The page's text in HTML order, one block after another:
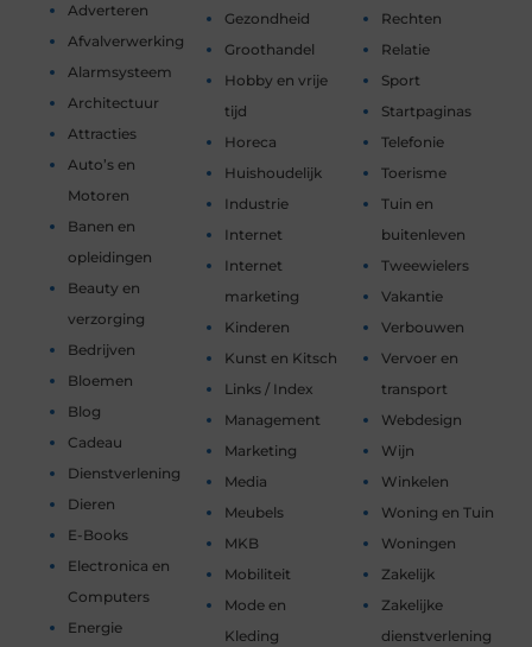
Adverteren
Afvalverwerking
Alarmsysteem
Architectuur
Attracties
Auto’s en
Motoren
Banen en
opleidingen
Beauty en
verzorging
Bedrijven
Bloemen
Blog
Cadeau
Dienstverlening
Dieren
E-Books
Electronica en
Computers
Energie
Gezondheid
Groothandel
Hobby en vrije
tijd
Horeca
Huishoudelijk
Industrie
Internet
Internet
marketing
Kinderen
Kunst en Kitsch
Links / Index
Management
Marketing
Media
Meubels
MKB
Mobiliteit
Mode en
Kleding
Rechten
Relatie
Sport
Startpaginas
Telefonie
Toerisme
Tuin en
buitenleven
Tweewielers
Vakantie
Verbouwen
Vervoer en
transport
Webdesign
Wijn
Winkelen
Woning en Tuin
Woningen
Zakelijk
Zakelijke
dienstverlening